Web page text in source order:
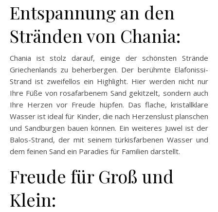
Entspannung an den
Stränden von Chania:
Chania ist stolz darauf, einige der schönsten Strände
Griechenlands zu beherbergen. Der berühmte Elafonissi-
Strand ist zweifellos ein Highlight. Hier werden nicht nur
Ihre Füße von rosafarbenem Sand gekitzelt, sondern auch
Ihre Herzen vor Freude hüpfen. Das flache, kristallklare
Wasser ist ideal für Kinder, die nach Herzenslust planschen
und Sandburgen bauen können. Ein weiteres Juwel ist der
Balos-Strand, der mit seinem türkisfarbenen Wasser und
dem feinen Sand ein Paradies für Familien darstellt.
Freude für Groß und
Klein: